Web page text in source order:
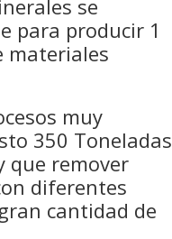
se
para producir 1
materiales
muy
350 Toneladas
que remover
diferentes
cantidad de